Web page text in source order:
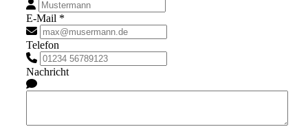
E-Mail *
Telefon
Nachricht